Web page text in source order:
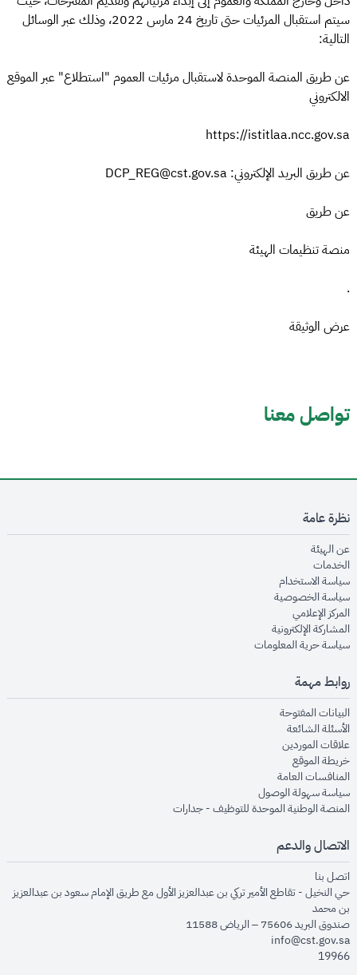
سيتم استقبال المرئيات حتى تاريخ 24 مارس 2022، وذلك عبر الوسائل
التالية:
عن طريق المنصة الموحدة لاستقبال مرئيات العموم "استطلاع" عبر الموقع
الالكتروني
https://istitlaa.ncc.gov.sa
عن طريق البريد الإلكتروني: DCP_REG@cst.gov.sa
عن طريق
منصة تنظيمات الهيئة
.
عرض الوثيقة
تواصل معنا
نظرة عامة
عن الهيئةopens in new window
الخدماتopens in new window
سياسة الاستخدام
سياسة الخصوصيةopens in new window
المركز الإعلاميopens in new window
المشاركة الإلكترونيةopens in new window
سياسة حرية المعلوماتopens in new window
روابط مهمة
البيانات المفتوحةopens in new window
الأسئلة الشائعةopens in new window
علاقات الموردينopens in new window
خريطة الموقعopens in new window
المنافسات العامةopens in new window
سياسة سهولة الوصولopens in new window
المنصة الوطنية الموحدة للتوظيف - جداراتopens in new window
الاتصال والدعم
اتصل بنا
حي النخيل - تقاطع الأمير تركي بن عبدالعزيز الأول مع طريق الإمام سعود بن عبدالعزيز
بن محمد
صندوق البريد 75606 – الرياض 11588
info@cst.gov.sa
19966